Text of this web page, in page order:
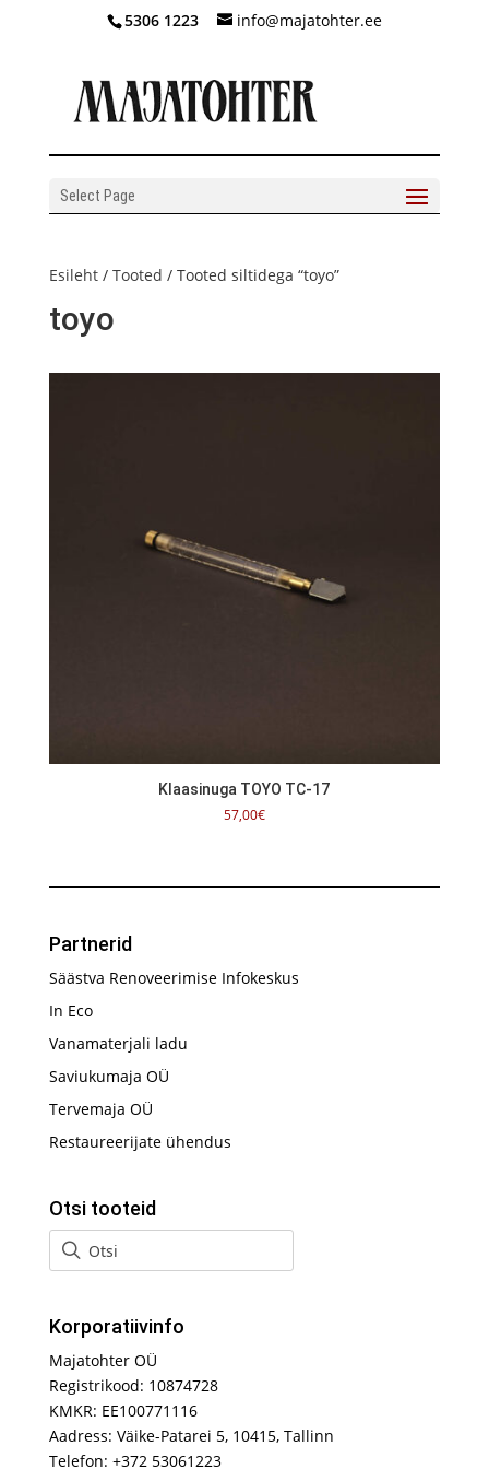
5306 1223 info@majatohter.ee
Select Page
Esileht/ Tooted / Tooted siltidega “toyo”
toyo
Klaasinuga TOYO TC-17
57,00€
Partnerid
Säästva Renoveerimise Infokeskus
In Eco
Vanamaterjali ladu
Saviukumaja OÜ
Tervemaja OÜ
Restaureerijate ühendus
Otsi tooteid
Korporatiivinfo
Majatohter OÜ
Registrikood: 10874728
KMKR: EE100771116
Aadress: Väike-Patarei 5, 10415, Tallinn
Telefon: +372 53061223